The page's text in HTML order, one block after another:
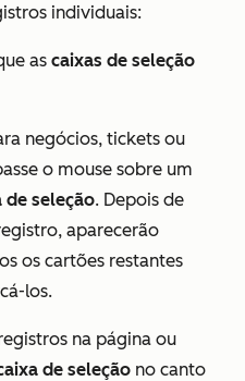
individuais:
as caixas de seleção
negócios, tickets ou
o mouse sobre um
de seleção. Depois de
aparecerão
os cartões restantes
los.
na página ou
de seleção no canto